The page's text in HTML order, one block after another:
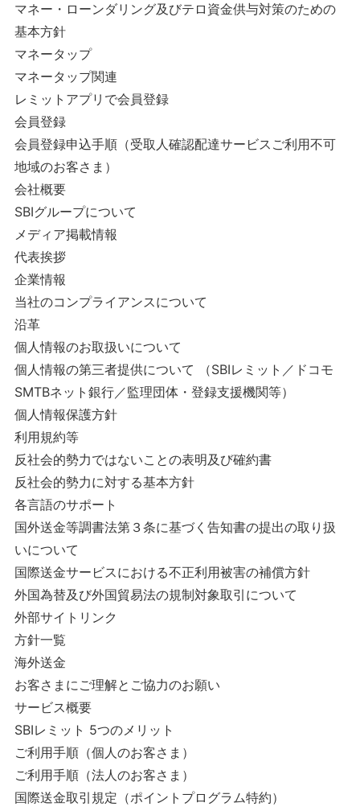
マネー・ローンダリング及びテロ資金供与対策のための
基本方針
マネータップ
マネータップ関連
レミットアプリで会員登録
会員登録
会員登録申込手順（受取人確認配達サービスご利用不可
地域のお客さま）
会社概要
SBIグループについて
メディア掲載情報
代表挨拶
企業情報
当社のコンプライアンスについて
沿革
個人情報のお取扱いについて
個人情報の第三者提供について （SBIレミット／ドコモ
SMTBネット銀行／監理団体・登録支援機関等）
個人情報保護方針
利用規約等
反社会的勢力ではないことの表明及び確約書
反社会的勢力に対する基本方針
各言語のサポート
国外送金等調書法第３条に基づく告知書の提出の取り扱
いについて
国際送金サービスにおける不正利用被害の補償方針
外国為替及び外国貿易法の規制対象取引について
外部サイトリンク
方針一覧
海外送金
お客さまにご理解とご協力のお願い
サービス概要
SBIレミット 5つのメリット
ご利用手順（個人のお客さま）
ご利用手順（法人のお客さま）
国際送金取引規定（ポイントプログラム特約）